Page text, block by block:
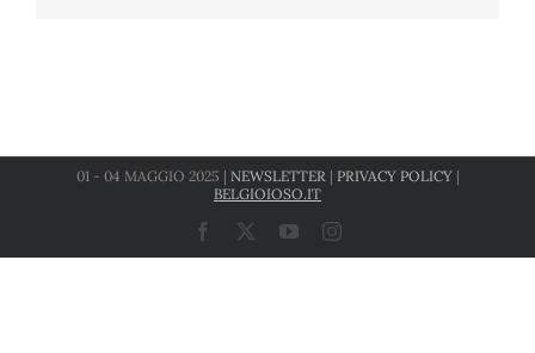
01 - 04 MAGGIO 2025 | NEWSLETTER | PRIVACY POLICY|
BELGIOIOSO.IT
Facebook YouTubeInstagram